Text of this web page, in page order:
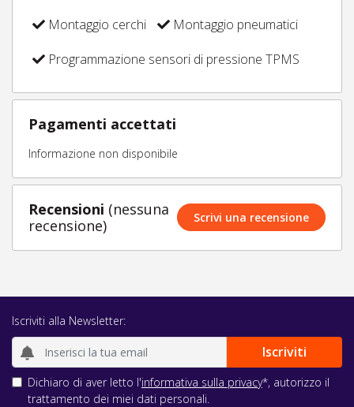
Montaggio cerchi
Montaggio pneumatici
Programmazione sensori di pressione TPMS
Pagamenti accettati
Informazione non disponibile
Recensioni (nessuna
recensione)
Scrivi una recensione
Iscriviti alla Newsletter:
Dichiaro di aver letto l'informativa sulla privacy*, autorizzo il
trattamento dei miei dati personali.